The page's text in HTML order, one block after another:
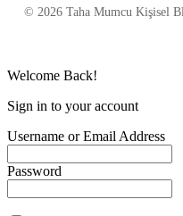
© 2026 Taha Mumcu Kişisel
Welcome Back!
Sign in to your account
Username or Email Address
Password